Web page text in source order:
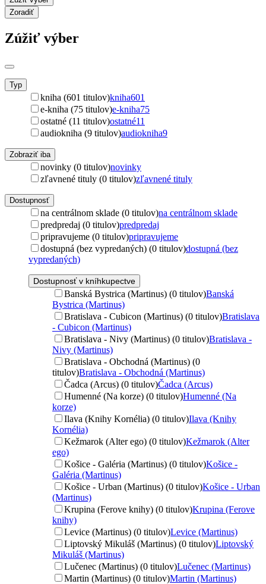
Zoradiť
Zúžiť výber
Typ
kniha (601 titulov)kniha601
e-kniha (75 titulov)e-kniha75
ostatné (11 titulov)ostatné11
audiokniha (9 titulov)audiokniha9
Zobraziť iba
novinky (0 titulov)novinky
zľavnené tituly (0 titulov)zľavnené tituly
Dostupnosť
na centrálnom sklade (0 titulov)na centrálnom sklade
predpredaj (0 titulov)predpredaj
pripravujeme (0 titulov)pripravujeme
dostupná (bez vypredaných) (0 titulov)dostupná (bez
vypredaných)
Dostupnosť v kníhkupectve
Banská Bystrica (Martinus) (0 titulov)Banská
Bystrica (Martinus)
Bratislava - Cubicon (Martinus) (0 titulov)Bratislava
- Cubicon (Martinus)
Bratislava - Nivy (Martinus) (0 titulov)Bratislava -
Nivy (Martinus)
Bratislava - Obchodná (Martinus) (0
titulov)Bratislava - Obchodná (Martinus)
Čadca (Arcus) (0 titulov)Čadca (Arcus)
Humenné (Na korze) (0 titulov)Humenné (Na
korze)
Ilava (Knihy Kornélia) (0 titulov)Ilava (Knihy
Kornélia)
Kežmarok (Alter ego) (0 titulov)Kežmarok (Alter
ego)
Košice - Galéria (Martinus) (0 titulov)Košice -
Galéria (Martinus)
Košice - Urban (Martinus) (0 titulov)Košice - Urban
(Martinus)
Krupina (Ferove knihy) (0 titulov)Krupina (Ferove
knihy)
Levice (Martinus) (0 titulov)Levice (Martinus)
Liptovský Mikuláš (Martinus) (0 titulov)Liptovský
Mikuláš (Martinus)
Lučenec (Martinus) (0 titulov)Lučenec (Martinus)
Martin (Martinus) (0 titulov)Martin (Martinus)